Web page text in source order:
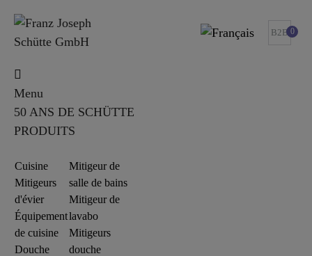
B2B 0
Menu
50 ANS DE SCHÜTTE
PRODUITS
Cuisine
Mitigeurs
d'évier
Équipement
de cuisine
Douche
Mitigeur de
salle de bains
Mitigeur de
lavabo
Mitigeurs
douche